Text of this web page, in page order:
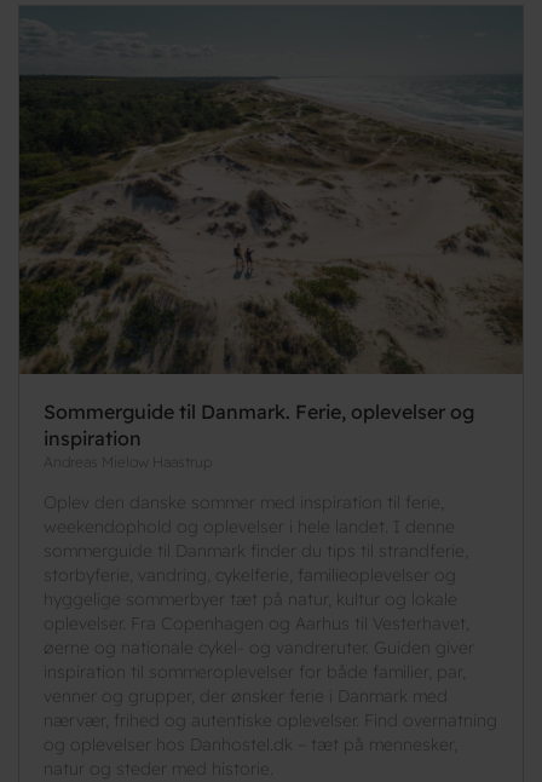
Sommerguide til Danmark. Ferie, oplevelser og
inspiration
Andreas Mielow Haastrup
Oplev den danske sommer med inspiration til ferie,
weekendophold og oplevelser i hele landet. I denne
sommerguide til Danmark finder du tips til strandferie,
storbyferie, vandring, cykelferie, familieoplevelser og
hyggelige sommerbyer tæt på natur, kultur og lokale
oplevelser. Fra Copenhagen og Aarhus til Vesterhavet,
øerne og nationale cykel- og vandreruter. Guiden giver
inspiration til sommeroplevelser for både familier, par,
venner og grupper, der ønsker ferie i Danmark med
nærvær, frihed og autentiske oplevelser. Find overnatning
og oplevelser hos Danhostel.dk – tæt på mennesker,
natur og steder med historie.